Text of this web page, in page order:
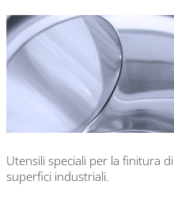
Utensili speciali per la finitura di
superfici industriali.